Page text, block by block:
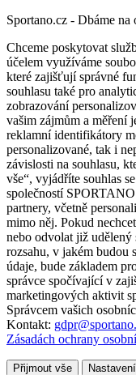
Sportano.cz - Dbáme na
Chceme poskytovat
účelem využíváme
které zajišťují správné
souhlasu také pro
zobrazování
vašim zájmům a měření
reklamní identifikátory
personalizované, tak i
závislosti na souhlasu,
vše“, vyjádříte souhlas
společností
partnery, včetně
mimo něj. Pokud
nebo odvolat již udělený
rozsahu, v jakém budou
údaje, bude základem
správce spočívající v
marketingových aktivit
Správcem vašich
Kontakt:
Zásadách ochrany
Přijmout vše Nastavení